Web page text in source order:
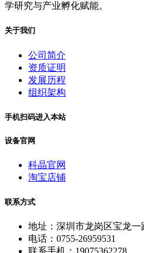
学研究与产业孵化赋能。
关于我们
公司简介
资质证明
发展历程
组织架构
手机扫码进入本站
设备官网
科晶官网
淘宝店铺
联系方式
地址：深圳市龙岗区宝龙
电话：0755-26959531